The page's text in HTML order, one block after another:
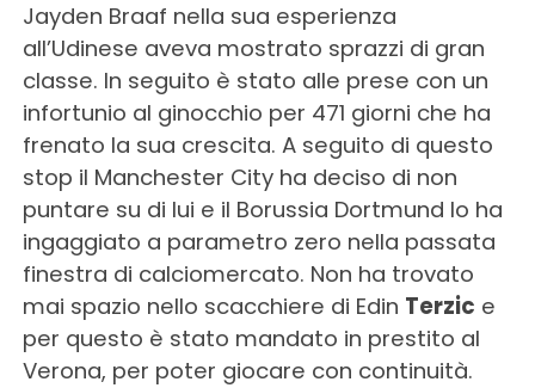
Jayden Braaf nella sua esperienza
all’Udinese aveva mostrato sprazzi di gran
classe. In seguito è stato alle prese con un
infortunio al ginocchio per 471 giorni che ha
frenato la sua crescita. A seguito di questo
stop il Manchester City ha deciso di non
puntare su di lui e il Borussia Dortmund lo ha
ingaggiato a parametro zero nella passata
finestra di calciomercato. Non ha trovato
mai spazio nello scacchiere di Edin Terzic e
per questo è stato mandato in prestito al
Verona, per poter giocare con continuità.